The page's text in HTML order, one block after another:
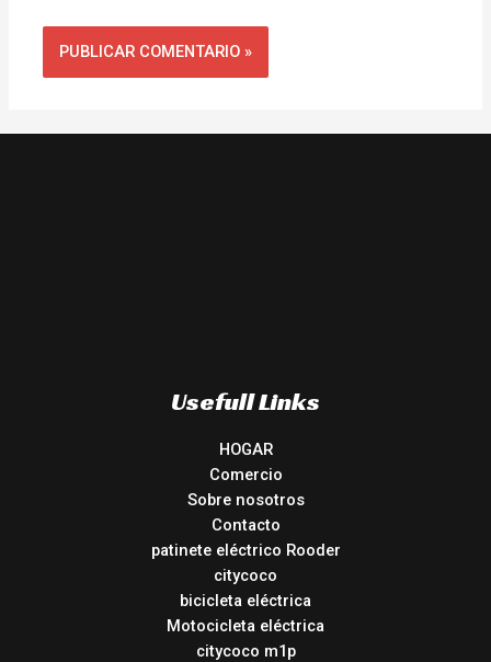
Usefull Links
HOGAR
Comercio
Sobre nosotros
Contacto
patinete eléctrico Rooder
citycoco
bicicleta eléctrica
Motocicleta eléctrica
citycoco m1p